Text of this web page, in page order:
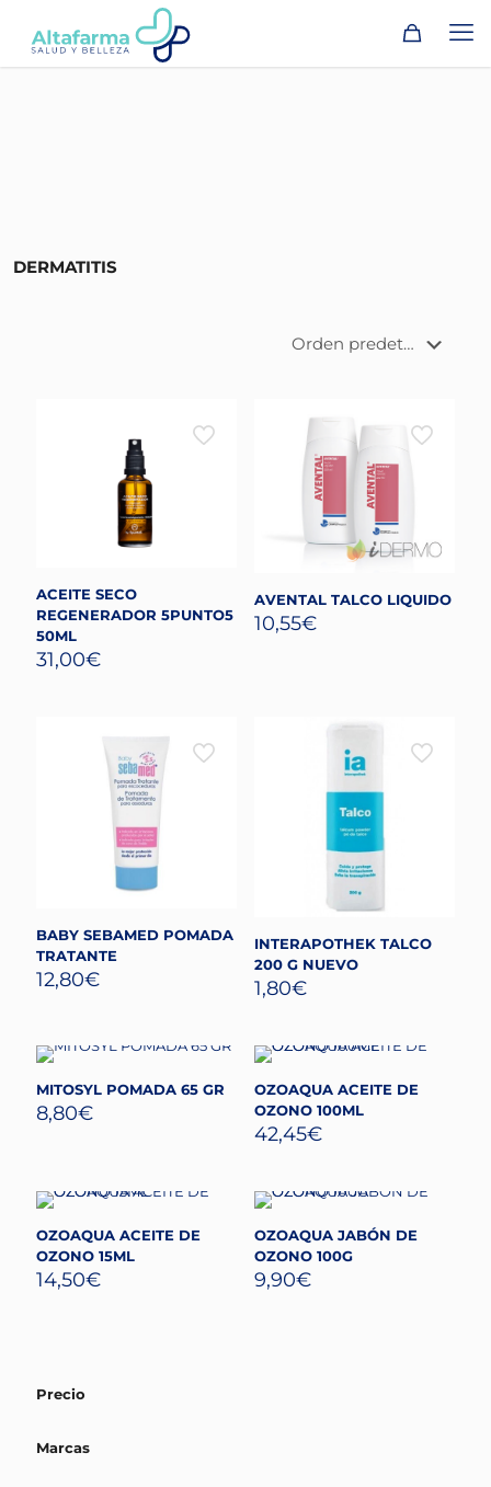
DERMATITIS
ACEITE SECO
REGENERADOR 5PUNTO5
50ML
31,00€
AVENTAL TALCO LIQUIDO
10,55€
BABY SEBAMED POMADA
TRATANTE
12,80€
INTERAPOTHEK TALCO
200 G NUEVO
1,80€
MITOSYL POMADA 65 GR
8,80€
OZOAQUA ACEITE DE
OZONO 100ML
42,45€
OZOAQUA ACEITE DE
OZONO 15ML
14,50€
OZOAQUA JABÓN DE
OZONO 100G
9,90€
Precio
Marcas